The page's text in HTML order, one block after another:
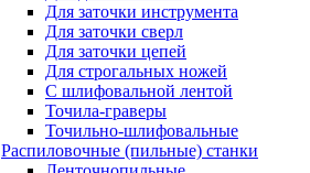
Для заточки инструмента
Для заточки сверл
Для заточки цепей
Для строгальных ножей
С шлифовальной лентой
Точила-граверы
Точильно-шлифовальные
Распиловочные (пильные) станки